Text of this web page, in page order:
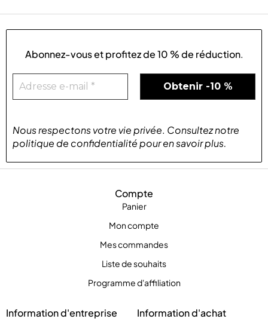
Compte
Panier
Mon compte
Mes commandes
Liste de souhaits
Programme d'affiliation
Information d'entreprise Information d'achat
Abonnez-vous et profitez de10 % de réduction.
Nous respectons votre vie privée. Consultez notre
politique de confidentialitépouren savoir plus.